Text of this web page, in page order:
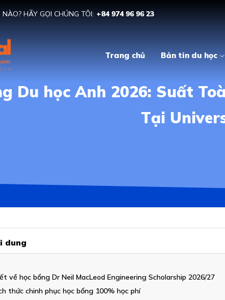
HÃY GỌI CHÚNG TÔI: +84 974 96 96 23
Trang chủ Bản tin du học
Du học Anh 2026: Suất
Tại
dung
về học bổng Dr Neil MacLeod Engineering Scholarship 2026/27
thức chinh phục học bổng 100% học phí